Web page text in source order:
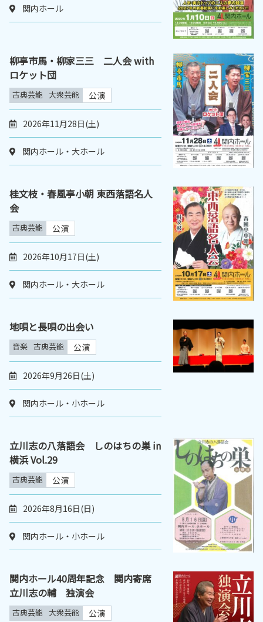
関内ホール
柳亭市馬・柳家三三 二人会 with
ロケット団
古典芸能 大衆芸能 公演
2026年11月28日(土)
関内ホール・大ホール
桂文枝・春風亭小朝 東西落語名人
会
古典芸能 公演
2026年10月17日(土)
関内ホール・大ホール
地唄と長唄の出会い
音楽 古典芸能 公演
2026年9月26日(土)
関内ホール・小ホール
立川志の八落語会 しのはちの巣 in
横浜 Vol.29
古典芸能 公演
2026年8月16日(日)
関内ホール・小ホール
関内ホール40周年記念 関内寄席
立川志の輔 独演会
古典芸能 大衆芸能 公演